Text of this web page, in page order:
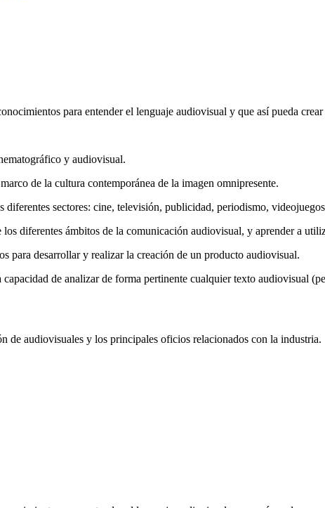
para entender el lenguaje audiovisual y que así pueda
y audiovisual.
de la cultura contemporánea de la imagen omnipresente.
sectores: cine, televisión, publicidad, periodismo,
diferentes ámbitos de la comunicación audiovisual, y aprender a
para desarrollar y realizar la creación de un producto audiovisual.
de analizar de forma pertinente cualquier texto audiovisual
de audiovisuales y los principales oficios relacionados con la industria.